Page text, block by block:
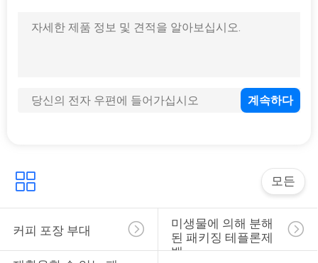
퍼 백
26
모든
커피 포장 부대
미생물에 의해 분해
된 패키징 테플론제
백